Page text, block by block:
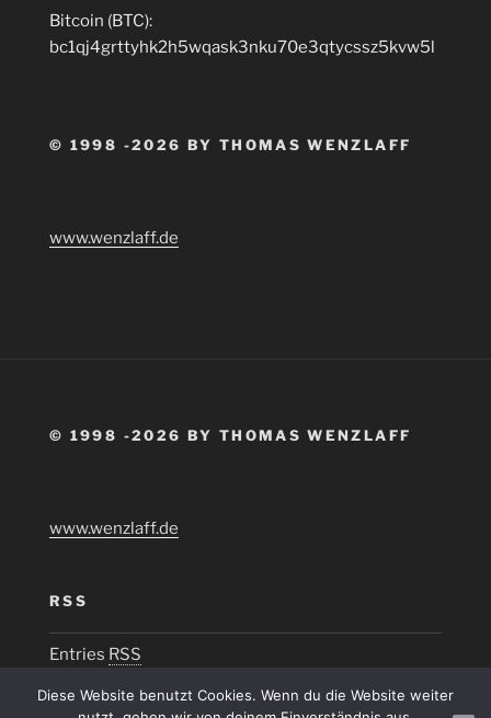
Bitcoin (BTC):
bc1qj4grttyhk2h5wqask3nku70e3qtycssz5kvw5l
© 1998 -2026 BY THOMAS WENZLAFF
www.wenzlaff.de
© 1998 -2026 BY THOMAS WENZLAFF
www.wenzlaff.de
RSS
Entries RSS
Diese Website benutzt Cookies. Wenn du die Website weiter